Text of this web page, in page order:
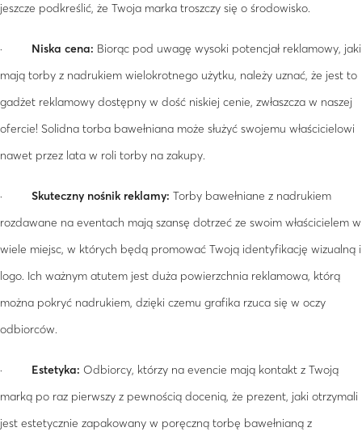
jeszcze podkreślić, że Twoja marka troszczy się o środowisko.
· Niska cena: Biorąc pod uwagę wysoki potencjał reklamowy, jaki
mają torby z nadrukiem wielokrotnego użytku, należy uznać, że jest to
gadżet reklamowy dostępny w dość niskiej cenie, zwłaszcza w naszej
ofercie! Solidna torba bawełniana może służyć swojemu właścicielowi
nawet przez lata w roli torby na zakupy.
· Skuteczny nośnik reklamy: Torby bawełniane z nadrukiem
rozdawane na eventach mają szansę dotrzeć ze swoim właścicielem w
wiele miejsc, w których będą promować Twoją identyfikację wizualną i
logo. Ich ważnym atutem jest duża powierzchnia reklamowa, którą
można pokryć nadrukiem, dzięki czemu grafika rzuca się w oczy
odbiorców.
· Estetyka: Odbiorcy, którzy na evencie mają kontakt z Twoją
marką po raz pierwszy z pewnością docenią, że prezent, jaki otrzymali
jest estetycznie zapakowany w poręczną torbę bawełnianą z